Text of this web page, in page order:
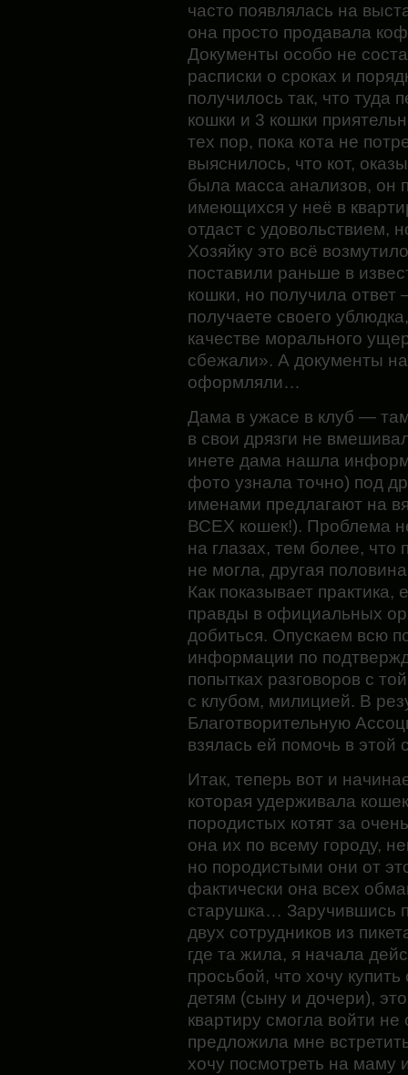
часто появлялась на
она просто продавала
Документы особо не
расписки о сроках и
получилось так, что туда
кошки и 3 кошки
тех пор, пока кота не
выяснилось, что кот,
была масса анализов, он
имеющихся у неё в
отдаст с удовольствием,
Хозяйку это всё
поставили раньше в
кошки, но получила ответ
получаете своего
качестве морального
сбежали». А документы
оформляли…
Дама в ужасе в клуб —
в свои дрязги не
инете дама нашла
фото узнала точно) под
именами предлагают на
ВСЕХ кошек!). Проблема
на глазах, тем более,
не могла, другая
Как показывает
правды в официальных
добиться. Опускаем всю
информации по
попытках разговоров с
с клубом, милицией. В
Благотворительную
взялась ей помочь в этой
Итак, теперь вот и
которая удерживала
породистых котят за
она их по всему городу,
но породистыми они от
фактически она всех
старушка… Заручившись
двух сотрудников из
где та жила, я начала
просьбой, что хочу
детям (сыну и дочери),
квартиру смогла войти
предложила мне
хочу посмотреть на маму